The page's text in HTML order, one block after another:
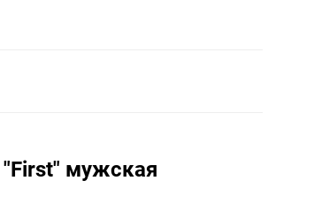
мужская